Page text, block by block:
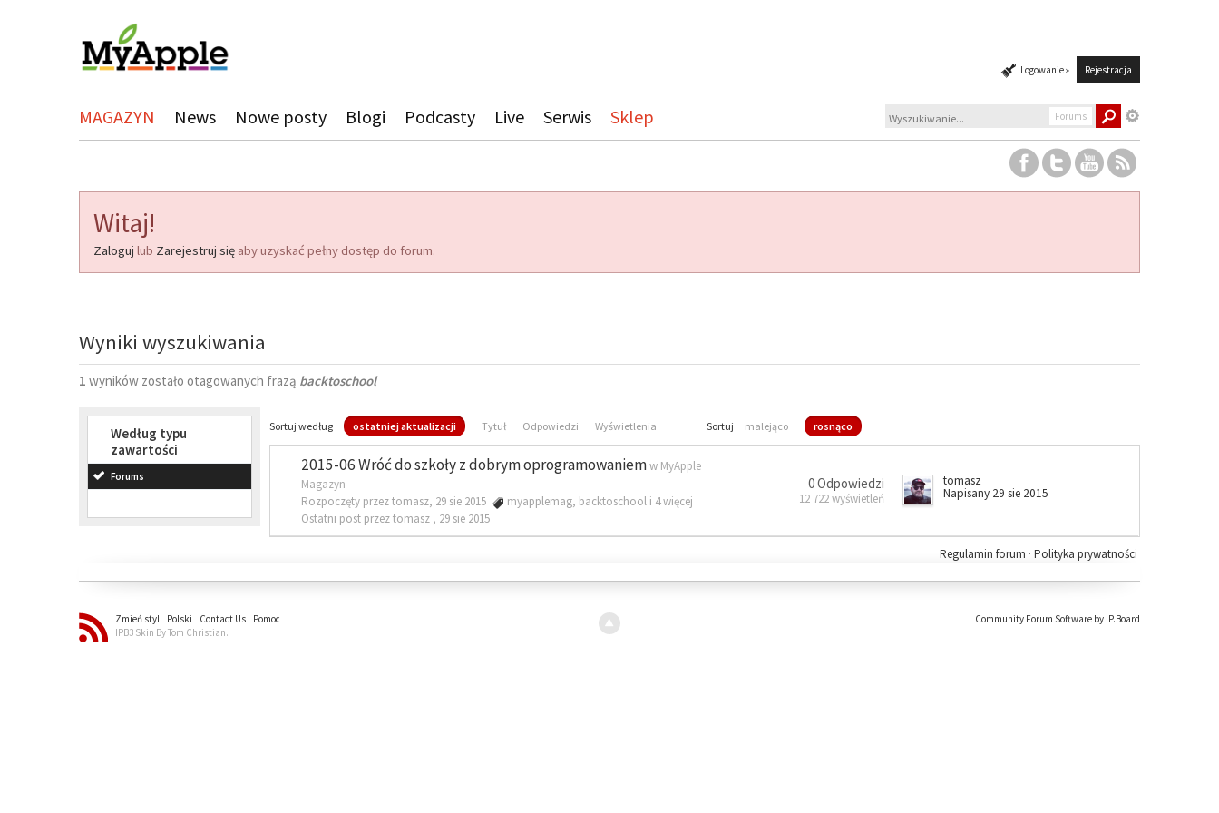
Logowanie » Rejestracja
MAGAZYN News Nowe posty Blogi Podcasty Live Serwis Sklep Forums
Witaj!
Zaloguj lub Zarejestruj się aby uzyskać pełny dostęp do forum.
Wyniki wyszukiwania
1 wyników zostało otagowanych frazą backtoschool
Według typu
zawartości
Forums
Sortuj według ostatniej aktualizacji Tytuł Odpowiedzi Wyświetlenia Sortuj malejąco rosnąco
2015-06 Wróć do szkoły z dobrym oprogramowaniemw MyApple
Magazyn
Rozpoczęty przez tomasz, 29 sie 2015
myapplemag, backtoschool i 4 więcej
Ostatni post przez tomasz , 29 sie 2015
0 Odpowiedzi
12 722 wyświetleń
tomasz
Napisany 29 sie 2015
Polityka prywatności
Regulamin forum ·
Zmień styl Polski Contact Us
Pomoc
IPB3 Skin By Tom Christian.
Community Forum Software by IP.Board